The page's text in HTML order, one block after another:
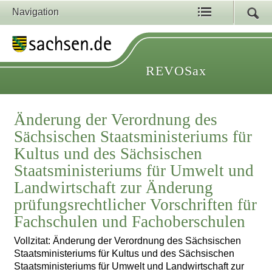
Navigation
REVOSax
Änderung der Verordnung des
Sächsischen Staatsministeriums für
Kultus und des Sächsischen
Staatsministeriums für Umwelt und
Landwirtschaft zur Änderung
prüfungsrechtlicher Vorschriften für
Fachschulen und Fachoberschulen
Vollzitat: Änderung der Verordnung des Sächsischen
Staatsministeriums für Kultus und des Sächsischen
Staatsministeriums für Umwelt und Landwirtschaft zur